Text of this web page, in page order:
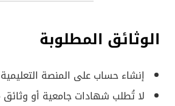
الوثائق المطلوبة
إنشاء حساب على المنصة التعليمية
لا تُطلب شهادات جامعية أو